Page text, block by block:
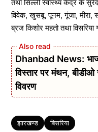
तथा सिल्ली स्वास्थ्य केंद्र के
विवेक, खुसबू, पूनम, गूंजा, मीरा,
ब्रज किशोर महतो तथा
Dhanbad News:
विस्तार पर मंथन,
विवरण
Tags
झारखण्ड बिसरिया